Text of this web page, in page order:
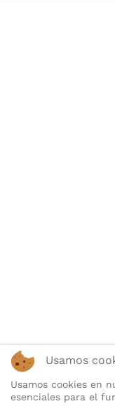
Usamos
Usamos cookies en
esenciales para el